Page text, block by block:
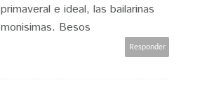
primaveral e ideal, las bailarinas
monisimas. Besos
Responder